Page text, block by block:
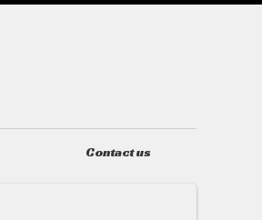
Contact us